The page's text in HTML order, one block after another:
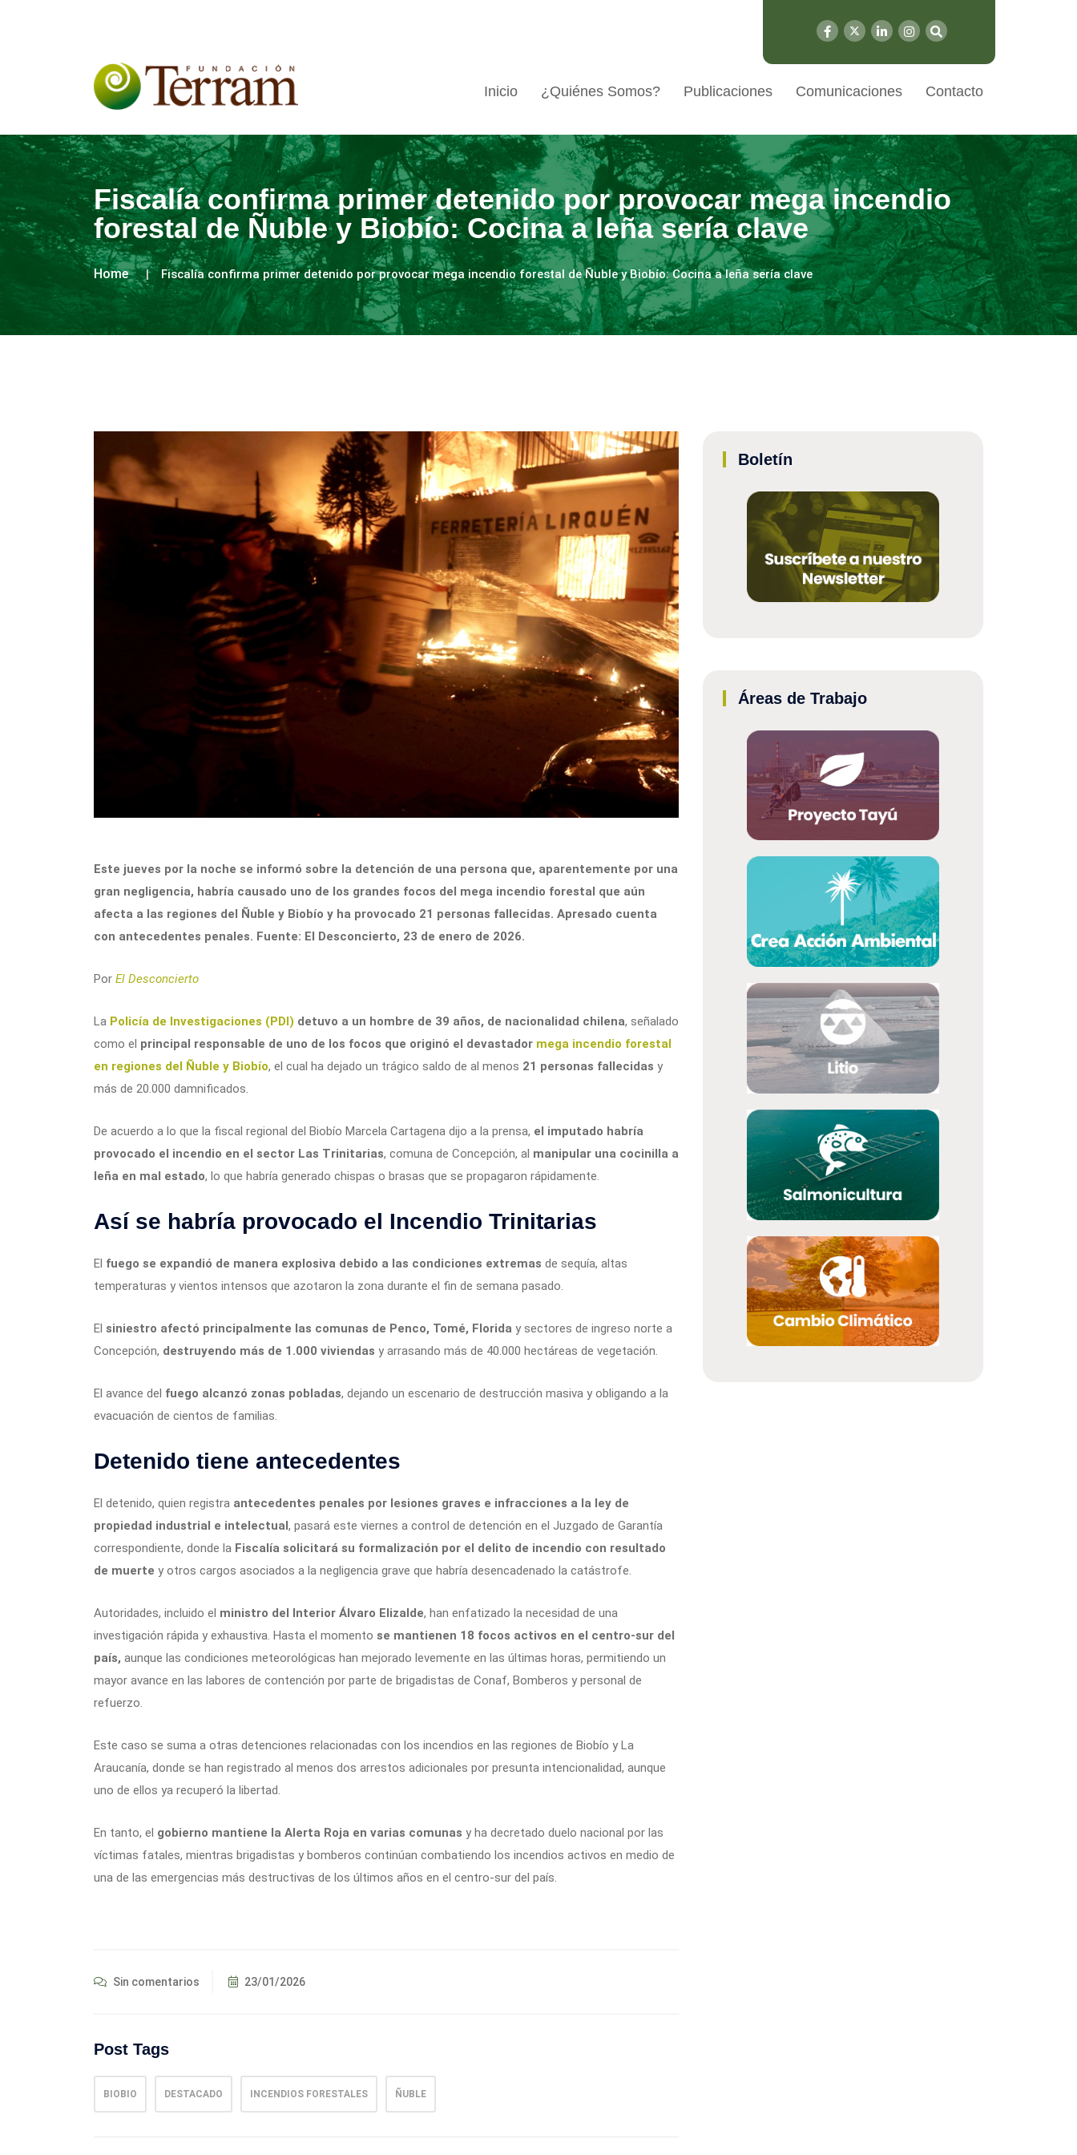
Inicio ¿Quiénes Somos? Publicaciones Comunicaciones Contacto
Fiscalía confirma primer detenido por provocar mega incendio
forestal de Ñuble y Biobío: Cocina a leña sería clave
Home Fiscalía confirma primer detenido por provocar mega incendio forestal de Ñuble y Biobío: Cocina a leña sería clave
Este jueves por la noche se informó sobre la detención de una persona que, aparentemente por una
gran negligencia, habría causado uno de los grandes focos del mega incendio forestal que aún
afecta a las regiones del Ñuble y Biobío y ha provocado 21 personas fallecidas. Apresado cuenta
con antecedentes penales. Fuente: El Desconcierto, 23 de enero de 2026.
Por El Desconcierto
La Policía de Investigaciones (PDI) detuvo a un hombre de 39 años, de nacionalidad chilena, señalado
como el principal responsable de uno de los focos que originó el devastador mega incendio forestal
en regiones del Ñuble y Biobío, el cual ha dejado un trágico saldo de al menos 21 personas fallecidas y
más de 20.000 damnificados.
De acuerdo a lo que la fiscal regional del Biobío Marcela Cartagena dijo a la prensa, el imputado habría
provocado el incendio en el sector Las Trinitarias, comuna de Concepción, al manipular una cocinilla a
leña en mal estado, lo que habría generado chispas o brasas que se propagaron rápidamente.
Así se habría provocado el Incendio Trinitarias
El fuego se expandió de manera explosiva debido a las condiciones extremas de sequía, altas
temperaturas y vientos intensos que azotaron la zona durante el fin de semana pasado.
El siniestro afectó principalmente las comunas de Penco, Tomé, Florida y sectores de ingreso norte a
Concepción, destruyendo más de 1.000 viviendas y arrasando más de 40.000 hectáreas de vegetación.
El avance del fuego alcanzó zonas pobladas, dejando un escenario de destrucción masiva y obligando a la
evacuación de cientos de familias.
Detenido tiene antecedentes
El detenido, quien registra antecedentes penales por lesiones graves e infracciones a la ley de
propiedad industrial e intelectual , pasará este viernes a control de detención en el Juzgado de Garantía
correspondiente, donde la Fiscalía solicitará su formalización por el delito de incendio con resultado
de muerte y otros cargos asociados a la negligencia grave que habría desencadenado la catástrofe.
Autoridades, incluido el ministro del Interior Álvaro Elizalde, han enfatizado la necesidad de una
investigación rápida y exhaustiva. Hasta el momento se mantienen 18 focos activos en el centro-sur del
país, aunque las condiciones meteorológicas han mejorado levemente en las últimas horas, permitiendo un
mayor avance en las labores de contención por parte de brigadistas de Conaf, Bomberos y personal de
refuerzo.
Este caso se suma a otras detenciones relacionadas con los incendios en las regiones de Biobío y La
Araucanía, donde se han registrado al menos dos arrestos adicionales por presunta intencionalidad, aunque
uno de ellos ya recuperó la libertad.
En tanto, el gobierno mantiene la Alerta Roja en varias comunas y ha decretado duelo nacional por las
víctimas fatales, mientras brigadistas y bomberos continúan combatiendo los incendios activos en medio de
una de las emergencias más destructivas de los últimos años en el centro-sur del país.
Sin comentarios 23/01/2026
Post Tags
BIOBIO DESTACADO INCENDIOS FORESTALES ÑUBLE
Boletín
Áreas de Trabajo